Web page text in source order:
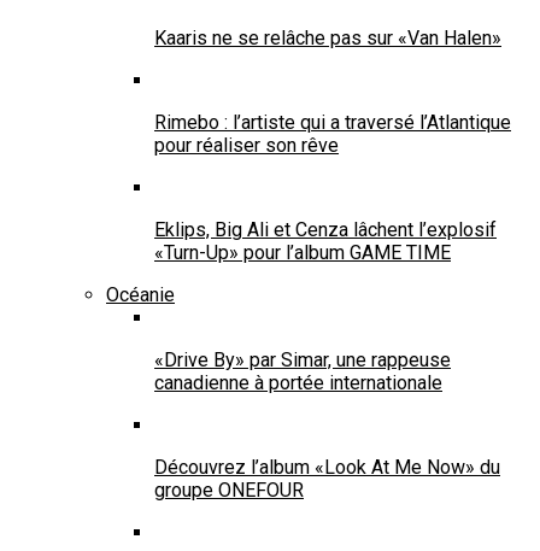
Kaaris ne se relâche pas sur «Van Halen»
Rimebo : l’artiste qui a traversé l’Atlantique
pour réaliser son rêve
Eklips, Big Ali et Cenza lâchent l’explosif
«Turn-Up» pour l’album GAME TIME
Océanie
«Drive By» par Simar, une rappeuse
canadienne à portée internationale
Découvrez l’album «Look At Me Now» du
groupe ONEFOUR